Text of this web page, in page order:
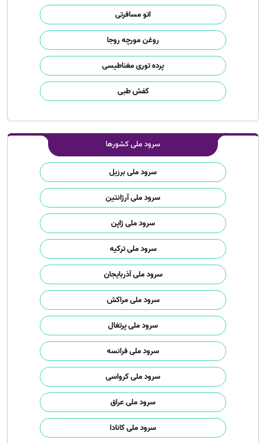
اتو مسافرتی
روغن مورچه روجا
پرده توری مغناطیسی
کفش طبی
سرود ملی کشورها
سرود ملی برزیل
سرود ملی آرژانتین
سرود ملی ژاپن
سرود ملی ترکیه
سرود ملی آذربایجان
سرود ملی مراکش
سرود ملی پرتغال
سرود ملی فرانسه
سرود ملی کرواسی
سرود ملی عراق
سرود ملی کانادا